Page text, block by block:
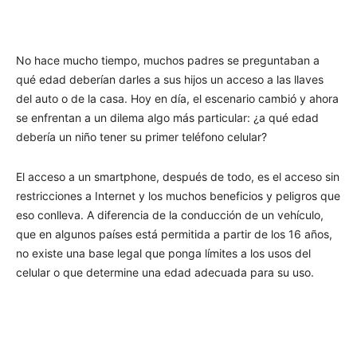
No hace mucho tiempo, muchos padres se preguntaban a
qué edad deberían darles a sus hijos un acceso a las llaves
del auto o de la casa. Hoy en día, el escenario cambió y ahora
se enfrentan a un dilema algo más particular: ¿a qué edad
debería un niño tener su primer teléfono celular?
El acceso a un smartphone, después de todo, es el acceso sin
restricciones a Internet y los muchos beneficios y peligros que
eso conlleva. A diferencia de la conducción de un vehículo,
que en algunos países está permitida a partir de los 16 años,
no existe una base legal que ponga límites a los usos del
celular o que determine una edad adecuada para su uso.